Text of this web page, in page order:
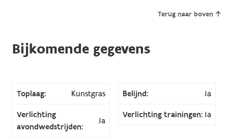
Terug naar boven
Bijkomende gegevens
Toplaag: Kunstgras Belijnd: Ja
Verlichting
avondwedstrijden:
Ja
Verlichting trainingen: Ja